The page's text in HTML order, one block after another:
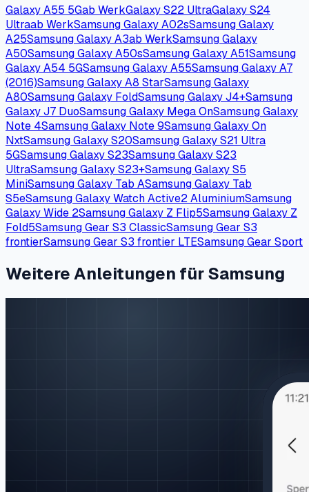
Galaxy A55 5Gab WerkGalaxy S22 UltraGalaxy S24
Ultraab WerkSamsung Galaxy A02sSamsung Galaxy
A25Samsung Galaxy A3ab WerkSamsung Galaxy
A50Samsung Galaxy A50sSamsung Galaxy A51Samsung
Galaxy A54 5GSamsung Galaxy A55Samsung Galaxy A7
(2016)Samsung Galaxy A8 StarSamsung Galaxy
A80Samsung Galaxy FoldSamsung Galaxy J4+Samsung
Galaxy J7 DuoSamsung Galaxy Mega OnSamsung Galaxy
Note 4Samsung Galaxy Note 9Samsung Galaxy On
NxtSamsung Galaxy S20Samsung Galaxy S21 Ultra
5GSamsung Galaxy S23Samsung Galaxy S23
UltraSamsung Galaxy S23+Samsung Galaxy S5
MiniSamsung Galaxy Tab ASamsung Galaxy Tab
S5eSamsung Galaxy Watch Active2 AluminiumSamsung
Galaxy Wide 2Samsung Galaxy Z Flip5Samsung Galaxy Z
Fold5Samsung Gear S3 ClassicSamsung Gear S3
frontierSamsung Gear S3 frontier LTESamsung Gear Sport
Weitere Anleitungen für Samsung